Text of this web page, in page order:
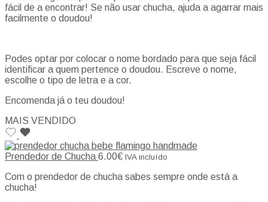
fácil de a encontrar! Se não usar chucha, ajuda a agarrar mais
facilmente o doudou!
Podes optar por colocar o nome bordado para que seja fácil
identificar a quem pertence o doudou. Escreve o nome,
escolhe o tipo de letra e a cor.
Encomenda já o teu doudou!
MAIS VENDIDO
Prendedor de Chucha 6.00€ IVA incluído
Com o prendedor de chucha sabes sempre onde está a
chucha!